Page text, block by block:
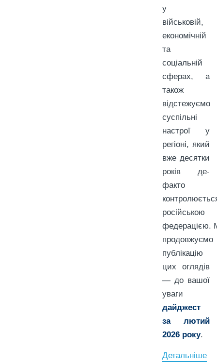
у
військовій,
економічній
та
соціальній
сферах, а
також
відстежуємо
суспільні
настрої у
регіоні, який
вже десятки
років де-
факто
російською
федерацією.
продовжуємо
публікацію
цих оглядів
— до вашої
уваги
дайджест
за лютий
2026 року.
Детальніше